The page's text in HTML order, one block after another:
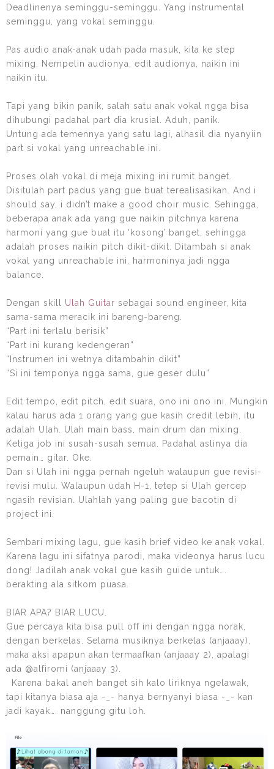
Deadlinenya seminggu-seminggu. Yang instrumental
seminggu, yang vokal seminggu.
Pas audio anak-anak udah pada masuk, kita ke step
mixing. Nempelin audionya, edit audionya, naikin ini
naikin itu.
Tapi yang bikin panik, salah satu anak vokal ngga bisa
dihubungi padahal part dia krusial. Aduh, panik.
Untung ada temennya yang satu lagi, alhasil dia nyanyiin
part si vokal yang unreachable ini.
Proses olah vokal di meja mixing ini rumit banget.
Disitulah part padus yang gue buat terealisasikan. And i
should say, i didn’t make a good choir music. Sehingga,
beberapa anak ada yang gue naikin pitchnya karena
harmoni yang gue buat itu ‘kosong’ banget, sehingga
adalah proses naikin pitch dikit-dikit. Ditambah si anak
vokal yang unreachable ini, harmoninya jadi ngga
balance.
Dengan skill Ulah Guitar sebagai sound engineer, kita
sama-sama meracik ini bareng-bareng.
“Part ini terlalu berisik”
“Part ini kurang kedengeran”
“Instrumen ini wetnya ditambahin dikit”
“Si ini temponya ngga sama, gue geser dulu”
Edit tempo, edit pitch, edit suara, ono ini ono ini. Mungkin
kalau harus ada 1 orang yang gue kasih credit lebih, itu
adalah Ulah. Ulah main bass, main drum dan mixing.
Ketiga job ini susah-susah semua. Padahal aslinya dia
pemain… gitar. Oke.
Dan si Ulah ini ngga pernah ngeluh walaupun gue revisi-
revisi mulu. Walaupun udah H-1, tetep si Ulah gercep
ngasih revisian. Ulahlah yang paling gue bacotin di
project ini.
Sembari mixing lagu, gue kasih brief video ke anak vokal.
Karena lagu ini sifatnya parodi, maka videonya harus lucu
dong! Jadilah anak vokal gue kasih guide untuk….
berakting ala sitkom puasa.
BIAR APA? BIAR LUCU.
Gue percaya kita bisa pull off ini dengan ngga norak,
dengan berkelas. Selama musiknya berkelas (anjaaay),
maka aksi apapun akan termaafkan (anjaaay 2), apalagi
ada @alfiromi (anjaaay 3).
Karena bakal aneh banget sih kalo liriknya ngelawak,
tapi kitanya biasa aja -_- hanya bernyanyi biasa -_- kan
jadi kayak…. nanggung gitu loh.